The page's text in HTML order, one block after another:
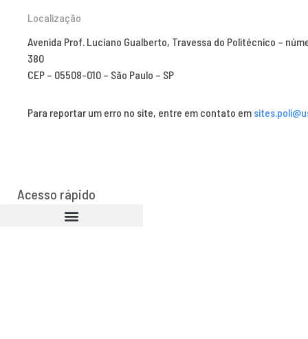
Localização
Avenida Prof. Luciano Gualberto, Travessa do Politécnico –
380
CEP – 05508-010 – São Paulo – SP
Para reportar um erro no site, entre em contato em
Acesso rápido